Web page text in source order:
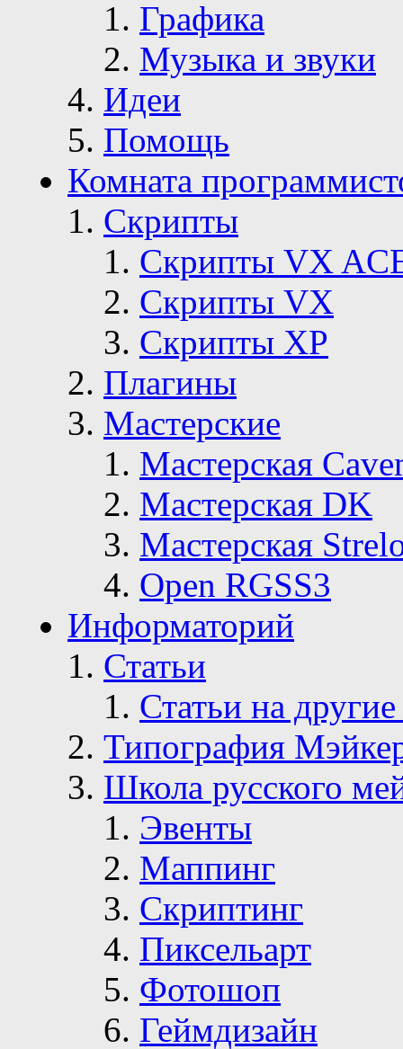
Графика
Музыка и звуки
Идеи
Помощь
Комната
Скрипты
Скрипты VX
Скрипты VX
Скрипты ХР
Плагины
Мастерские
Мастерская
Мастерская DK
Мастерская
Open RGSS3
Информаторий
Статьи
Статьи на
Типография
Школа русского
Эвенты
Маппинг
Скриптинг
Пиксельарт
Фотошоп
Геймдизайн